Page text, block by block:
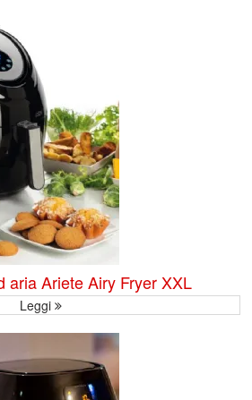
aria Ariete Airy Fryer XXL
Leggi